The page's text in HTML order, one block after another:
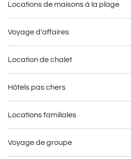
Locations de maisons à la plage
Voyage d'affaires
Location de chalet
Hôtels pas chers
Locations familiales
Voyage de groupe